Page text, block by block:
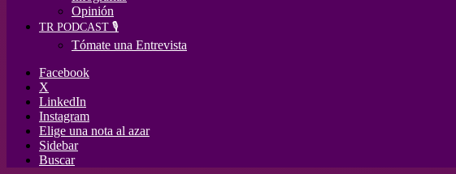
Opinión
TR PODCAST 🎙️
Tómate una Entrevista
Facebook
X
LinkedIn
Instagram
Elige una nota al azar
Sidebar
Buscar